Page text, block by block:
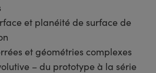
et planéité de surface de
et géométries complexes
– du prototype à la série